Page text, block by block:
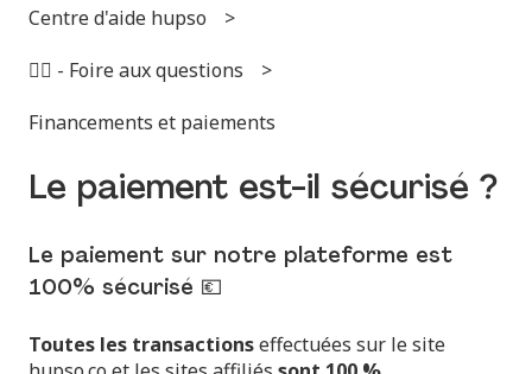
Centre d'aide hupso
🙋‍♂️ - Foire aux questions
Financements et paiements
Le paiement est-il sécurisé ?
Le paiement sur notre plateforme est
100% sécurisé 💶
Toutes les transactionseffectuées sur le site